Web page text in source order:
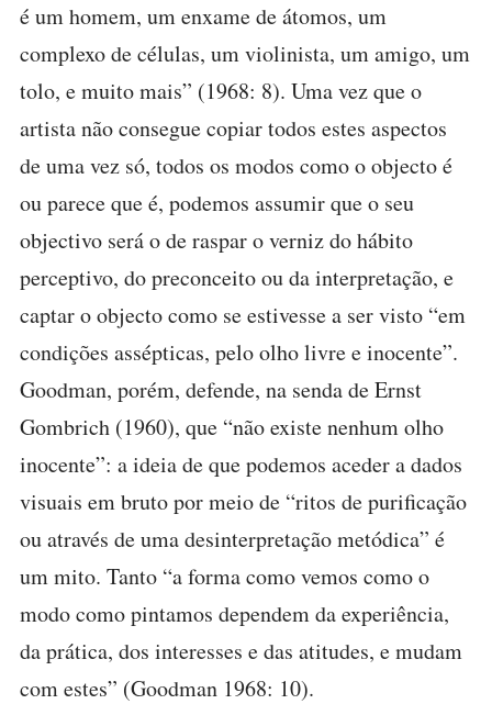
é um homem, um enxame de átomos, um
complexo de células, um violinista, um amigo, um
tolo, e muito mais” (1968: 8). Uma vez que o
artista não consegue copiar todos estes aspectos
de uma vez só, todos os modos como o objecto é
ou parece que é, podemos assumir que o seu
objectivo será o de raspar o verniz do hábito
perceptivo, do preconceito ou da interpretação, e
captar o objecto como se estivesse a ser visto “em
condições assépticas, pelo olho livre e inocente”.
Goodman, porém, defende, na senda de Ernst
Gombrich (1960), que “não existe nenhum olho
inocente”: a ideia de que podemos aceder a dados
visuais em bruto por meio de “ritos de purificação
ou através de uma desinterpretação metódica” é
um mito. Tanto “a forma como vemos como o
modo como pintamos dependem da experiência,
da prática, dos interesses e das atitudes, e mudam
com estes” (Goodman 1968: 10).